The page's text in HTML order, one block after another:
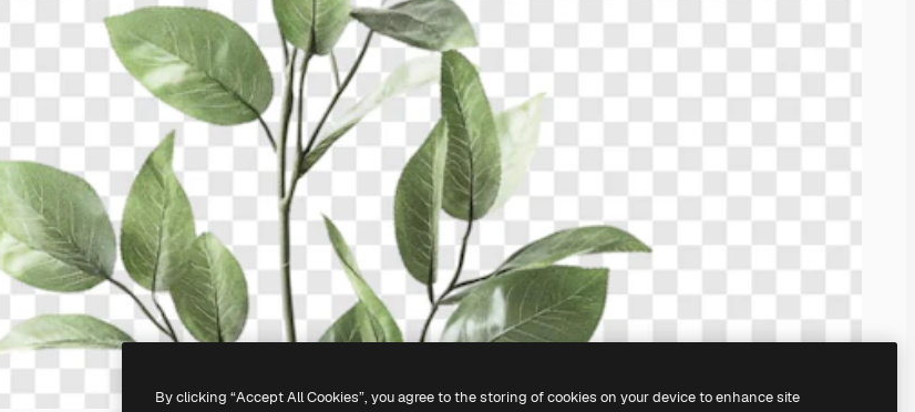
By clicking “Accept All Cookies”, you agree to the storing of cookies on your device to enhance site